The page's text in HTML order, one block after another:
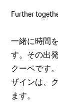
Further
一緒に時間
す。その出
クーペです
ザインは、
ます。